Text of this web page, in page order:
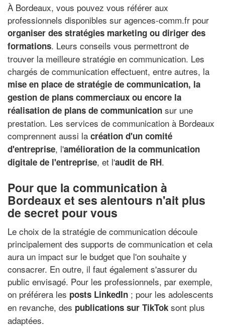
À Bordeaux, vous pouvez vous référer aux
professionnels disponibles sur agences-comm.fr pour
organiser des stratégies marketing ou diriger des
formations. Leurs conseils vous permettront de
trouver la meilleure stratégie en communication. Les
chargés de communication effectuent, entre autres, la
mise en place de stratégie de communication, la
gestion de plans commerciaux ou encore la
réalisation de plans de communication sur une
prestation. Les services de communication à Bordeaux
comprennent aussi la création d'un comité
d'entreprise, l'amélioration de la communication
digitale de l'entreprise, et l'audit de RH.
Pour que la communication à
Bordeaux et ses alentours n'ait plus
de secret pour vous
Le choix de la stratégie de communication découle
principalement des supports de communication et cela
aura un impact sur le budget que l'on souhaite y
consacrer. En outre, il faut également s'assurer du
public envisagé. Pour les professionnels, par exemple,
on préférera les posts LinkedIn ; pour les adolescents
en revanche, des publications sur TikTok sont plus
adaptées.